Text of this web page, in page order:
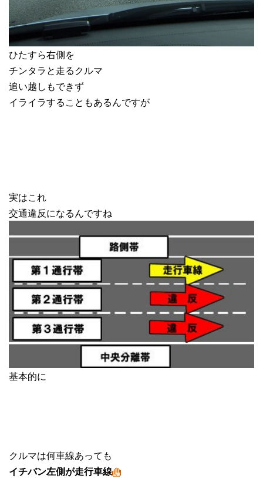
ひたすら右側を
チンタラと走るクルマ
追い越しもできず
イライラすることもあるんですが
実はこれ
交通違反になるんですね
基本的に
クルマは何車線あっても
イチバン左側が走行車線